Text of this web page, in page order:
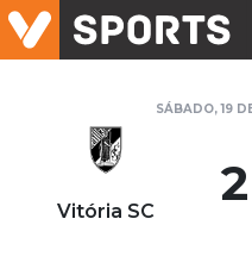
SÁBADO, 19
Vitória SC